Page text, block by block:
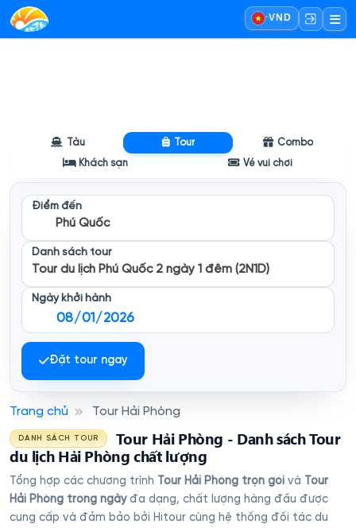
·VND
Tàu Tour Combo
Khách sạn Vé vui chơi
Điểm đến
Phú Quốc
Danh sách tour
Tour du lịch Phú Quốc 2 ngày 1 đêm (2N1D)
Ngày khởi hành
Đặt tour ngay
Trang chủ Tour Hải Phòng
DANH SÁCH TOUR
Tour Hải Phòng - Danh sách Tour
du lịch Hải Phòng chất lượng
Tổng hợp các chương trình Tour Hải Phòng trọn gói và Tour
Hải Phòng trong ngàyđa dạng, chất lượng hàng đầu được
cung cấp và đảm bảo bởi Hitour cùng hệ thống đối tác du